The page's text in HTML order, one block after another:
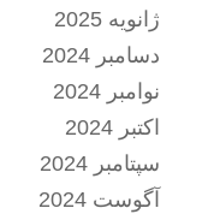
ژانویه 2025
دسامبر 2024
نوامبر 2024
اکتبر 2024
سپتامبر 2024
آگوست 2024